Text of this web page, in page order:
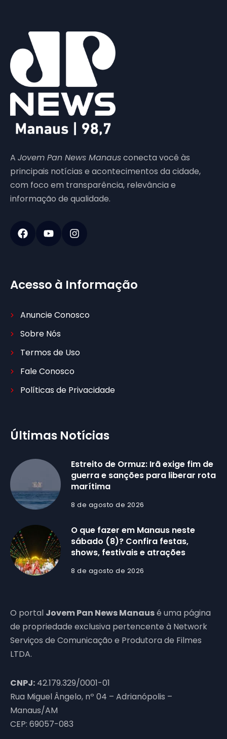
A Jovem Pan News Manausconecta você às
principais notícias e acontecimentos da cidade,
com foco em transparência, relevância e
informação de qualidade.
Acesso à Informação
Anuncie Conosco
Sobre Nós
Termos de Uso
Fale Conosco
Políticas de Privacidade
Últimas Notícias
Estreito de Ormuz: Irã exige fim de
guerra e sanções para liberar rota
marítima
8 de agosto de 2026
O que fazer em Manaus neste
sábado (8)? Confira festas,
shows, festivais e atrações
8 de agosto de 2026
O portal Jovem Pan News Manausé uma página
de propriedade exclusiva pertencente à Network
Serviços de Comunicação e Produtora de Filmes
LTDA.
CNPJ: 42.179.329/0001-01
Rua Miguel Ângelo, nº 04 – Adrianópolis –
Manaus/AM
CEP: 69057-083